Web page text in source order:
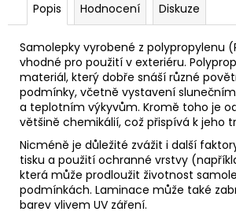
Popis Hodnocení Diskuze
Samolepky vyrobené z polypropylenu
vhodné pro použití v exteriéru.
materiál, který dobře snáší různé
podmínky, včetně vystavení
a teplotním výkyvům. Kromě toho je
většině chemikálií, což přispívá k jeho
Nicméně je důležité zvážit i další
tisku a použití ochranné vrstvy
která může prodloužit životnost
podmínkách. Laminace může také
barev vlivem UV záření.